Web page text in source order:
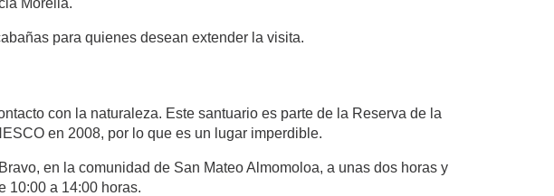
Morelia.
para quienes desean extender la visita.
con la naturaleza. Este santuario es parte de la Reserva de la
en 2008, por lo que es un lugar imperdible.
en la comunidad de San Mateo Almomoloa, a unas dos horas y
10:00 a 14:00 horas.